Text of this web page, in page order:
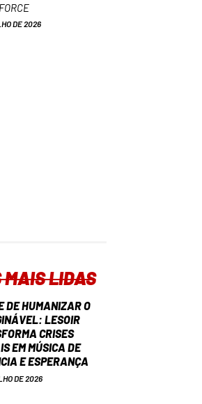
DE 2026
MAIS LIDAS
DE HUMANIZAR O
LESOIR
CRISES
EM MÚSICA DE
E ESPERANÇA
DE 2026